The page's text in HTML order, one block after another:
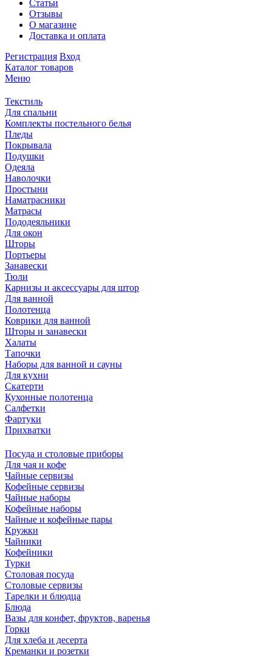
Статьи
Отзывы
О магазине
Доставка и оплата
Регистрация Вход
Каталог товаров
Меню
Текстиль
Для спальни
Комплекты постельного белья
Пледы
Покрывала
Подушки
Одеяла
Наволочки
Простыни
Наматрасники
Матрасы
Пододеяльники
Для окон
Шторы
Портьеры
Занавески
Тюли
Карнизы и аксессуары для штор
Для ванной
Полотенца
Коврики для ванной
Шторы и занавески
Халаты
Тапочки
Наборы для ванной и сауны
Для кухни
Скатерти
Кухонные полотенца
Салфетки
Фартуки
Прихватки
Посуда и столовые приборы
Для чая и кофе
Чайные сервизы
Кофейные сервизы
Чайные наборы
Кофейные наборы
Чайные и кофейные пары
Кружки
Чайники
Кофейники
Турки
Столовая посуда
Столовые сервизы
Тарелки и блюдца
Блюда
Вазы для конфет, фруктов, варенья
Горки
Для хлеба и десерта
Креманки и розетки